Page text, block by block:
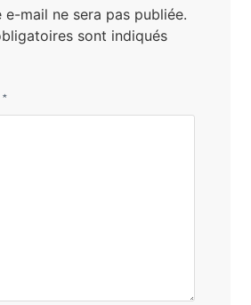
e-mail ne sera pas publiée.
sont indiqués
*